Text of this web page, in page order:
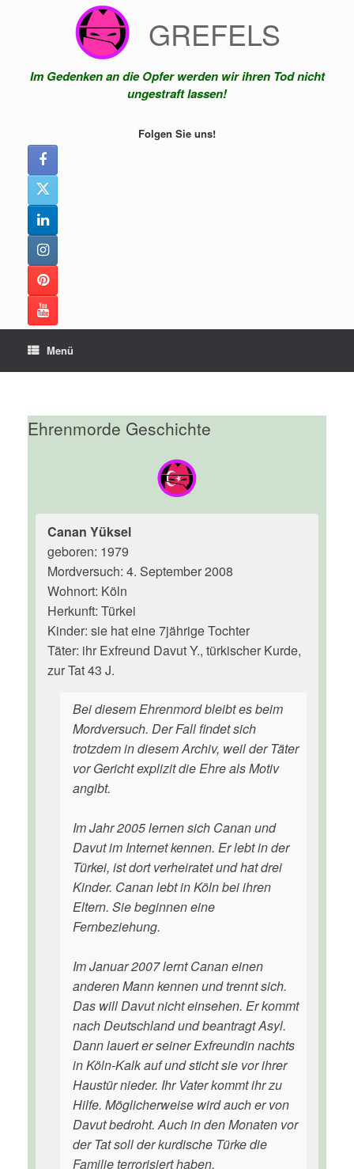
GREFELS
Im Gedenken an die Opfer werden wir ihren Tod nicht
ungestraft lassen!
Folgen Sie uns!
Menü
Ehrenmorde Geschichte
Canan Yüksel
geboren: 1979
Mordversuch: 4. September 2008
Wohnort: Köln
Herkunft: Türkei
Kinder: sie hat eine 7jährige Tochter
Täter: ihr Exfreund Davut Y., türkischer Kurde,
zur Tat 43 J.
Bei diesem Ehrenmord bleibt es beim
Mordversuch. Der Fall findet sich
trotzdem in diesem Archiv, weil der Täter
vor Gericht explizit die Ehre als Motiv
angibt.
Im Jahr 2005 lernen sich Canan und
Davut im Internet kennen. Er lebt in der
Türkei, ist dort verheiratet und hat drei
Kinder. Canan lebt in Köln bei ihren
Eltern. Sie beginnen eine
Fernbeziehung.
Im Januar 2007 lernt Canan einen
anderen Mann kennen und trennt sich.
Das will Davut nicht einsehen. Er kommt
nach Deutschland und beantragt Asyl.
Dann lauert er seiner Exfreundin nachts
in Köln-Kalk auf und sticht sie vor ihrer
Haustür nieder. Ihr Vater kommt ihr zu
Hilfe. Möglicherweise wird auch er von
Davut bedroht. Auch in den Monaten vor
der Tat soll der kurdische Türke die
Familie terrorisiert haben.